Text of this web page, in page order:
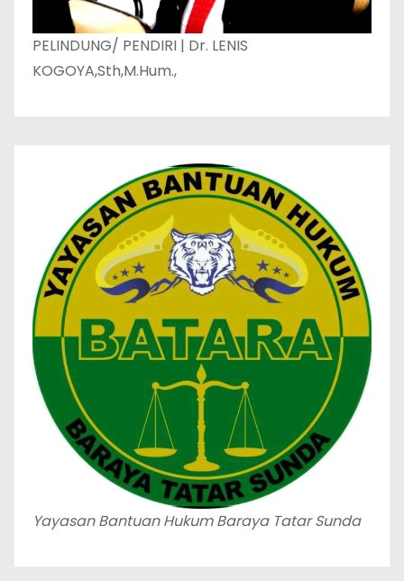
PELINDUNG/ PENDIRI | Dr. LENIS
KOGOYA,Sth,M.Hum.,
Yayasan Bantuan Hukum Baraya Tatar Sunda